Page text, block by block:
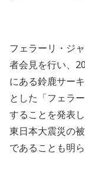
フェラーリ・ジ
者会見を行い、
にある鈴鹿サー
とした「フェラ
することを発表
東日本大震災の
であることも明ら